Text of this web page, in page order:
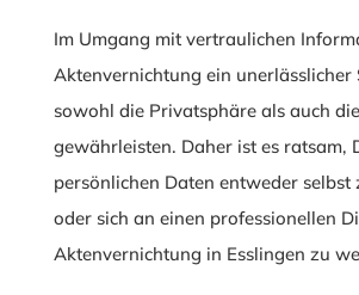
Im Umgang mit vertraulichen
Aktenvernichtung ein unerlässlicher
sowohl die Privatsphäre als auch
gewährleisten. Daher ist es ratsam,
persönlichen Daten entweder selbst
oder sich an einen professionellen
Aktenvernichtung in Esslingen zu